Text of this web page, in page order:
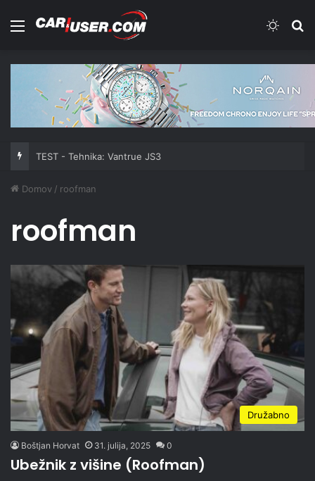
Meni
TEST - Tehnika: Vantrue JS3
Domov / roofman
roofman
Družabno
Boštjan Horvat 31. julija, 2025 0
Ubežnik z višine (Roofman)